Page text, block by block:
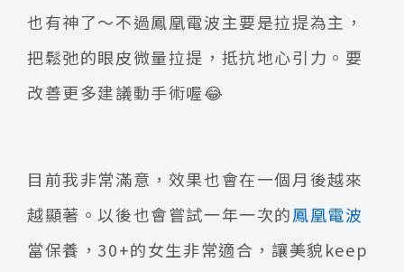
也有神了～不過鳳凰電波主要是拉提為主，
把鬆弛的眼皮微量拉提，抵抗地心引力。要
改善更多建議動手術喔😂
目前我非常滿意，效果也會在一個月後越來
越顯著。以後也會嘗試一年一次的鳳凰電波
當保養，30+的女生非常適合，讓美貌keep